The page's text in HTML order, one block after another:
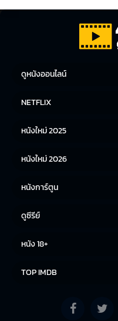
ดูหนังออนไลน์
หนังญี่ปุ่น
NETFLIX
หนังใหม่ 2025
หนังใหม่ 2026
หนังการ์ตูน
ดูซีรีย์
หนัง 18+
TOP IMDB